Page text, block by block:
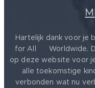
Hartelijk dank voor je
for All ❤️ Worldwide.
op deze website voor
alle toekomstige
verbonden wat nu